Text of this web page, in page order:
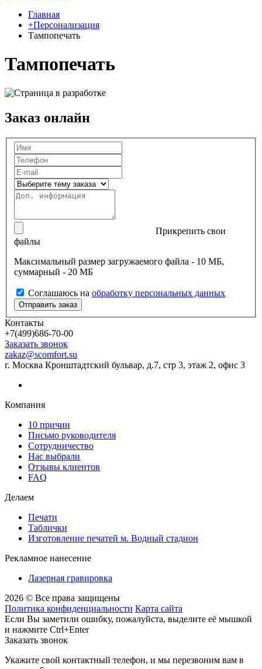
Главная
+Персонализация
Тампопечать
Тампопечать
Заказ онлайн
Прикрепить свои
файлы
Максимальный размер загружаемого файла - 10 МБ,
суммарный - 20 МБ
Соглашаюсь на обработку персональных данных
Контакты
+7(499)686-70-00
Заказать звонок
zakaz@scomfort.su
г. Москва Кронштадтский бульвар, д.7, стр 3, этаж 2, офис 3
Компания
10 причин
Письмо руководителя
Сотрудничество
Нас выбрали
Отзывы клиентов
FAQ
Делаем
Печати
Таблички
Изготовление печатей м. Водный стадион
Рекламное нанесение
Лазерная гравировка
2026 © Все права защищены
Политика конфиденциальности Карта сайта
Если Вы заметили ошибку, пожалуйста, выделите её мышкой
и нажмите Ctrl+Enter
Заказать звонок
Укажите свой контактный телефон, и мы перезвоним вам в